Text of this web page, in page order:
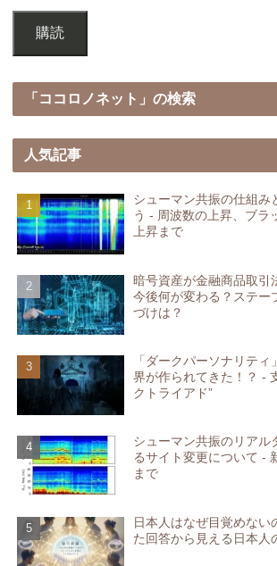
購読
「ココロノネット」の検索
人気記事
シューマン共振の仕組み
う - 周波数の上昇、ブラ
上昇まで
暗号資産が金融商品取引
今後何が変わる？ステー
づけは？
「ダークパーソナリテ
界が作られてきた！？ -
クトライアド”
シューマン共振のリアル
るサイト変更について -
まで
日本人はなぜ目覚めない
た回答から見える日本人